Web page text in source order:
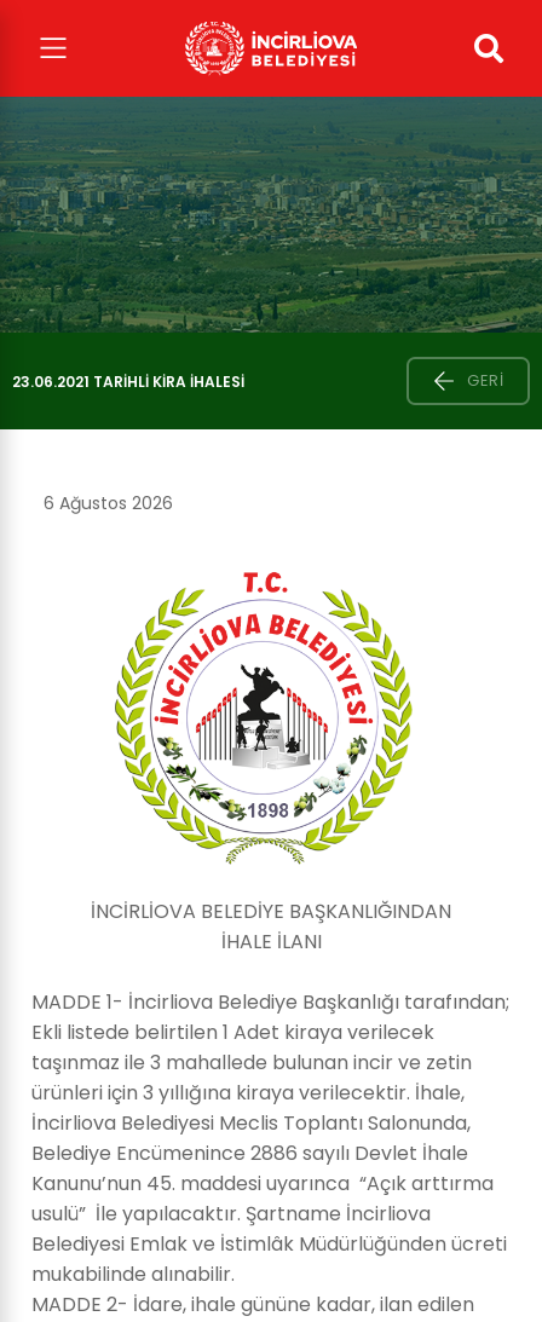
23.06.2021 TARİHLİ KİRA İHALESİ GERI
6 Ağustos 2026
İNCİRLİOVA BELEDİYE BAŞKANLIĞINDAN
İHALE İLANI
MADDE 1- İncirliova Belediye Başkanlığı tarafından;
Ekli listede belirtilen 1 Adet kiraya verilecek
taşınmaz ile 3 mahallede bulunan incir ve zetin
ürünleri için 3 yıllığına kiraya verilecektir. İhale,
İncirliova Belediyesi Meclis Toplantı Salonunda,
Belediye Encümenince 2886 sayılı Devlet İhale
Kanunu’nun 45. maddesi uyarınca “Açık arttırma
usulü” İle yapılacaktır. Şartname İncirliova
Belediyesi Emlak ve İstimlâk Müdürlüğünden ücreti
mukabilinde alınabilir.
MADDE 2- İdare, ihale gününe kadar, ilan edilen